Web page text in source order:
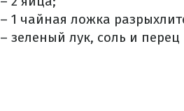
– 1 чайная ложка
– зеленый лук, соль и перец